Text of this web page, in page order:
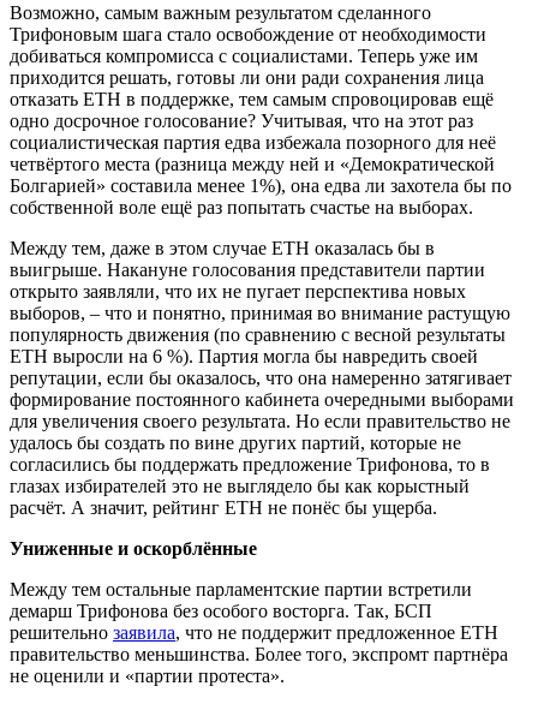
Возможно, самым важным результатом сделанного
Трифоновым шага стало освобождение от необходимости
добиваться компромисса с социалистами. Теперь уже им
приходится решать, готовы ли они ради сохранения лица
отказать ЕТН в поддержке, тем самым спровоцировав ещё
одно досрочное голосование? Учитывая, что на этот раз
социалистическая партия едва избежала позорного для неё
четвёртого места (разница между ней и «Демократической
Болгарией» составила менее 1%), она едва ли захотела бы по
собственной воле ещё раз попытать счастье на выборах.
Между тем, даже в этом случае ЕТН оказалась бы в
выигрыше. Накануне голосования представители партии
открыто заявляли, что их не пугает перспектива новых
выборов, – что и понятно, принимая во внимание растущую
популярность движения (по сравнению с весной результаты
ЕТН выросли на 6 %). Партия могла бы навредить своей
репутации, если бы оказалось, что она намеренно затягивает
формирование постоянного кабинета очередными выборами
для увеличения своего результата. Но если правительство не
удалось бы создать по вине других партий, которые не
согласились бы поддержать предложение Трифонова, то в
глазах избирателей это не выглядело бы как корыстный
расчёт. А значит, рейтинг ЕТН не понёс бы ущерба.
Униженные и оскорблённые
Между тем остальные парламентские партии встретили
демарш Трифонова без особого восторга. Так, БСП
решительно заявила, что не поддержит предложенное ЕТН
правительство меньшинства. Более того, экспромт партнёра
не оценили и «партии протеста».